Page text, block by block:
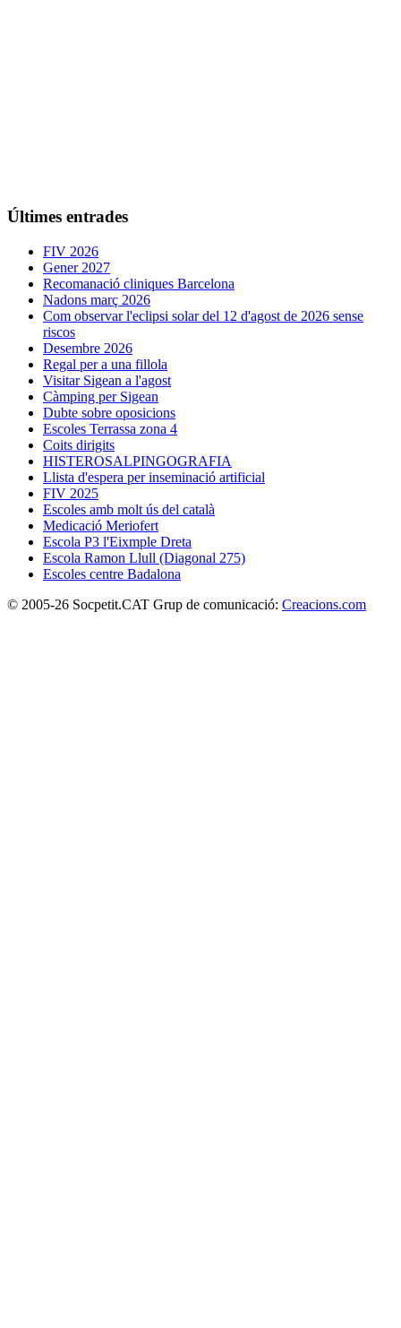
Últimes entrades
FIV 2026
Gener 2027
Recomanació cliniques Barcelona
Nadons març 2026
Com observar l'eclipsi solar del 12 d'agost de 2026 sense
riscos
Desembre 2026
Regal per a una fillola
Visitar Sigean a l'agost
Càmping per Sigean
Dubte sobre oposicions
Escoles Terrassa zona 4
Coits dirigits
HISTEROSALPINGOGRAFIA
Llista d'espera per inseminació artificial
FIV 2025
Escoles amb molt ús del català
Medicació Meriofert
Escola P3 l'Eixmple Dreta
Escola Ramon Llull (Diagonal 275)
Escoles centre Badalona
© 2005-26 Socpetit.CAT Grup de comunicació: Creacions.com